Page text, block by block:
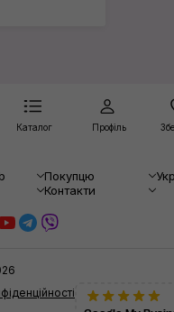
Каталог Профіль
Покупцю
Укр
Контакти